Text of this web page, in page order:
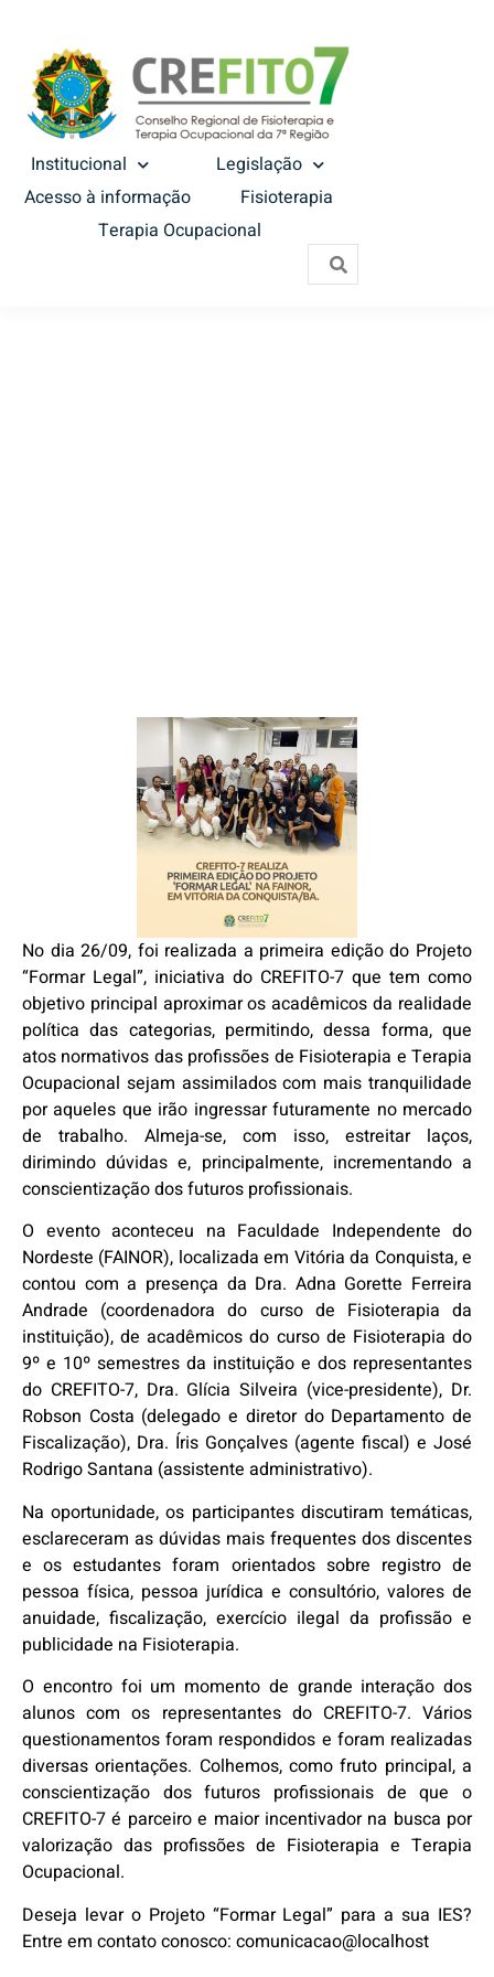
Institucional
Legislação
Acesso à informação
Fisioterapia
Terapia Ocupacional
No dia 26/09, foi realizada a primeira edição do Projeto
“Formar Legal”, iniciativa do CREFITO-7 que tem como
objetivo principal aproximar os acadêmicos da realidade
política das categorias, permitindo, dessa forma, que
atos normativos das profissões de Fisioterapia e Terapia
Ocupacional sejam assimilados com mais tranquilidade
por aqueles que irão ingressar futuramente no mercado
de trabalho. Almeja-se, com isso, estreitar laços,
dirimindo dúvidas e, principalmente, incrementando a
conscientização dos futuros profissionais.
O evento aconteceu na Faculdade Independente do
Nordeste (FAINOR), localizada em Vitória da Conquista, e
contou com a presença da Dra. Adna Gorette Ferreira
Andrade (coordenadora do curso de Fisioterapia da
instituição), de acadêmicos do curso de Fisioterapia do
9º e 10º semestres da instituição e dos representantes
do CREFITO-7, Dra. Glícia Silveira (vice-presidente), Dr.
Robson Costa (delegado e diretor do Departamento de
Fiscalização), Dra. Íris Gonçalves (agente fiscal) e José
Rodrigo Santana (assistente administrativo).
Na oportunidade, os participantes discutiram temáticas,
esclareceram as dúvidas mais frequentes dos discentes
e os estudantes foram orientados sobre registro de
pessoa física, pessoa jurídica e consultório, valores de
anuidade, fiscalização, exercício ilegal da profissão e
publicidade na Fisioterapia.
O encontro foi um momento de grande interação dos
alunos com os representantes do CREFITO-7. Vários
questionamentos foram respondidos e foram realizadas
diversas orientações. Colhemos, como fruto principal, a
conscientização dos futuros profissionais de que o
CREFITO-7 é parceiro e maior incentivador na busca por
valorização das profissões de Fisioterapia e Terapia
Ocupacional.
Deseja levar o Projeto “Formar Legal” para a sua IES?
Entre em contato conosco: comunicacao@localhost